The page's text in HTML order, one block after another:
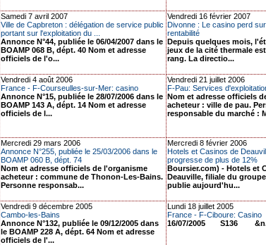
Samedi 7 avril 2007
Ville de Capbreton : délégation de service public
portant sur l'exploitation du ...
Annonce N°44, publiée le 06/04/2007 dans le
BOAMP 068 B, dépt. 40 Nom et adresse
officiels de l'o...
Vendredi 16 février 2007
Divonne : Le casino perd
rentabilité
Depuis quelques mois,
jeux de la cité thermale
rang. La directio...
Vendredi 4 août 2006
France - F-Courseulles-sur-Mer: casino
Annonce N°15, publiée le 28/07/2006 dans le
BOAMP 143 A, dépt. 14 Nom et adresse
officiels de l...
Vendredi 21 juillet 2006
F-Pau: Services
Nom et adresse officiels
acheteur : ville de pau.
responsable du marché :
Mercredi 29 mars 2006
Annonce N°255, publiée le 25/03/2006 dans le
BOAMP 060 B, dépt. 74
Nom et adresse officiels de l'organisme
acheteur : commune de Thonon-Les-Bains.
Personne responsab...
Mercredi 8 février 2006
Hotels et Casinos de
progresse de plus de 12%
Boursier.com) - Hotels et
Deauville, filiale du
publie aujourd'hu...
Vendredi 9 décembre 2005
Cambo-les-Bains
Annonce N°132, publiée le 09/12/2005 dans
le BOAMP 228 A, dépt. 64 Nom et adresse
officiels de l'...
Lundi 18 juillet 2005
France - F-Ciboure: Casino
16/07/2005 S136